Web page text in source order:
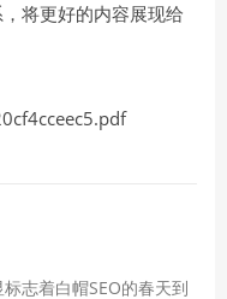
将更好的内容展现给
志着白帽SEO的春天到